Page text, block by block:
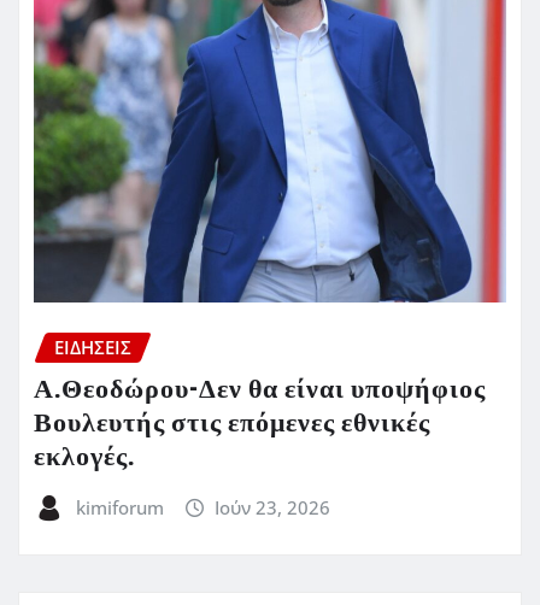
ΕΙΔΗΣΕΙΣ
Α.Θεοδώρου-Δεν θα είναι υποψήφιος
Βουλευτής στις επόμενες εθνικές
εκλογές.
kimiforum Ιούν 23, 2026